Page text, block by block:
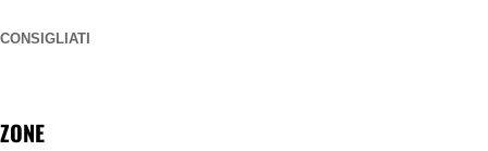
CONSIGLIATI
ZONE